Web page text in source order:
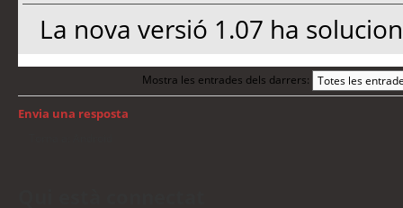
La nova versió 1.07 ha
Mostra les entrades dels darrers:
Envia una resposta